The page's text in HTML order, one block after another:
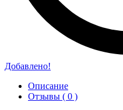
Добавлено!
Описание
Отзывы ( 0 )